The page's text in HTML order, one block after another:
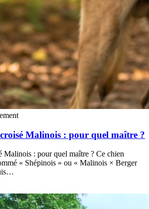
Malinois : pour quel maître ?
Malinois : pour quel maître ? Ce chien
« Shépinois » ou « Malinois × Berger